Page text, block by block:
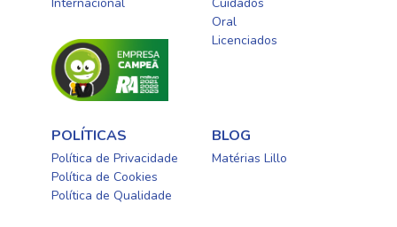
Oral​
Licenciados​
POLÍTICAS
Política de Privacidade
Política de Cookies
Política de Qualidade
BLOG
Matérias Lillo